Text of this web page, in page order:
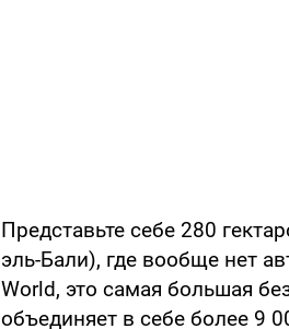
Представьте себе 280
эль-Бали), где вообще нет
World, это самая большая
объединяет в себе более 9